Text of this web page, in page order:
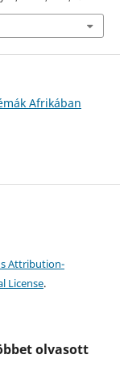
Afrikában
Attribution-
License.
olvasott